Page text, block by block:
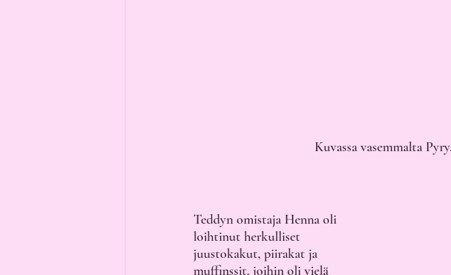
Kuvassa vasemmalta
Teddyn omistaja Henna oli
loihtinut herkulliset
juustokakut, piirakat ja
muffinssit, joihin oli vielä